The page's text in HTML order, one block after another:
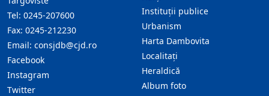
Tel: 0245-207600
Fax: 0245-212230
Email: consjdb@cjd.ro
Facebook
Instagram
Twitter
Instituţii publice
Urbanism
Harta Dambovita
Localitaţi
Heraldică
Album foto